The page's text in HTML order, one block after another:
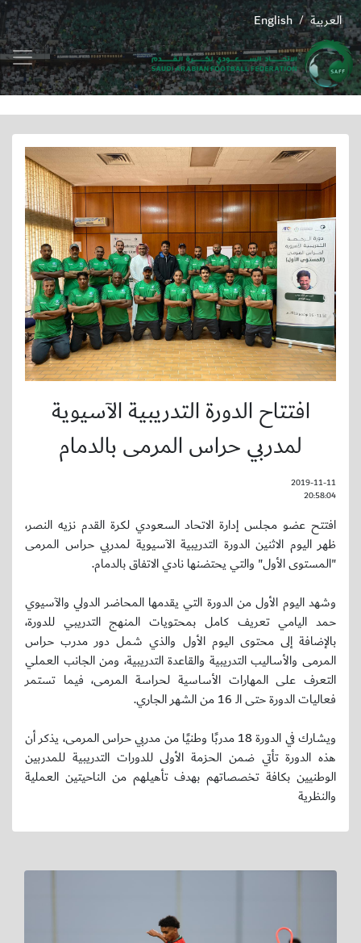
English / العربية
افتتاح الدورة التدريبية الآسيوية
لمدربي حراس المرمى بالدمام
2019-11-11
20:58:04
افتتح عضو مجلس إدارة الاتحاد السعودي لكرة القدم نزيه النصر،
ظهر اليوم الاثنين الدورة التدريبية الآسيوية لمدربي حراس المرمى
"المستوى الأول" والتي يحتضنها نادي الاتفاق بالدمام.
وشهد اليوم الأول من الدورة التي يقدمها المحاضر الدولي والآسيوي
حمد اليامي تعريف كامل بمحتويات المنهج التدريبي للدورة،
بالإضافة إلى محتوى اليوم الأول والذي شمل دور مدرب حراس
المرمى والأساليب التدريبية والقاعدة التدريبية، ومن الجانب العملي
التعرف على المهارات الأساسية لحراسة المرمى، فيما تستمر
فعاليات الدورة حتى الـ 16 من الشهر الجاري.
ويشارك في الدورة 18 مدربًا وطنيًا من مدربي حراس المرمى، يذكر أن
هذه الدورة تأتي ضمن الحزمة الأولى للدورات التدريبية للمدربين
الوطنيين بكافة تخصصاتهم بهدف تأهيلهم من الناحيتين العملية
والنظرية